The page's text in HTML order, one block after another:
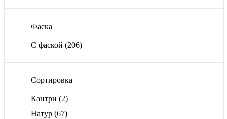
Фаска
С фаской (206)
Сортировка
Кантри (2)
Натур (67)